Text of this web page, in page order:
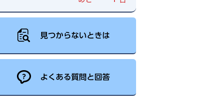
見つからないときは
よくある質問と回答